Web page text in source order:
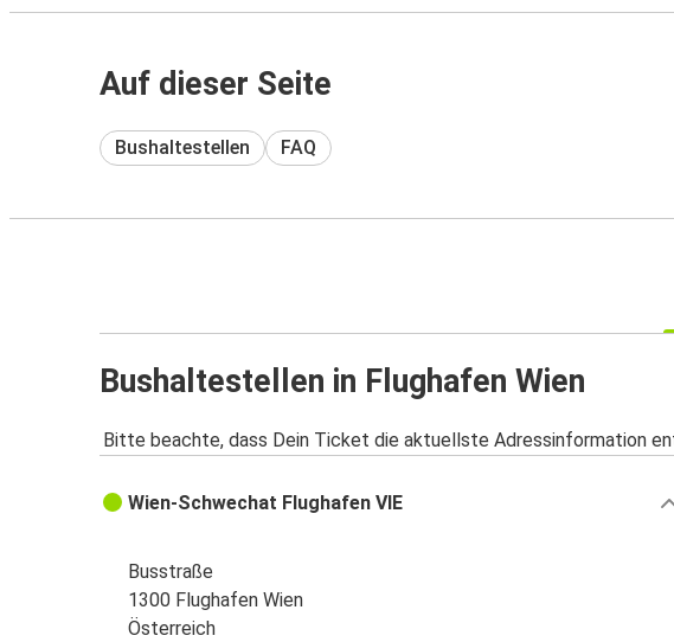
Auf dieser Seite
Bushaltestellen FAQ
Bushaltestellen in Flughafen Wien
Bitte beachte, dass Dein Ticket die aktuellste Adressinformation
Wien-Schwechat Flughafen VIE
Busstraße
1300 Flughafen Wien
Österreich